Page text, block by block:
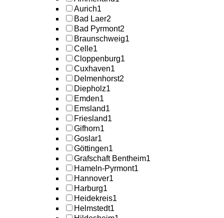
Aurich1
Bad Laer2
Bad Pyrmont2
Braunschweig1
Celle1
Cloppenburg1
Cuxhaven1
Delmenhorst2
Diepholz1
Emden1
Emsland1
Friesland1
Gifhorn1
Goslar1
Göttingen1
Grafschaft Bentheim1
Hameln-Pyrmont1
Hannover1
Harburg1
Heidekreis1
Helmstedt1